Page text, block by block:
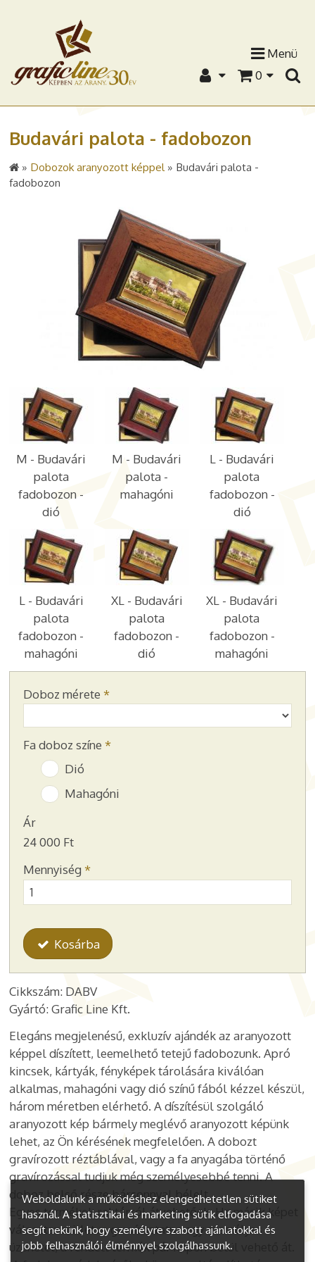
Menü
0
Budavári palota - fadobozon
» Dobozok aranyozott képpel» Budavári palota -
fadobozon
M - Budavári
palota
fadobozon -
dió
M - Budavári
palota -
mahagóni
L - Budavári
palota
fadobozon -
dió
L - Budavári
palota
fadobozon -
mahagóni
XL - Budavári
palota
fadobozon -
dió
XL - Budavári
palota
fadobozon -
mahagóni
Doboz mérete *
Fa doboz színe *
Dió
Mahagóni
Ár
24 000 Ft
Mennyiség *
Kosárba
Cikkszám: DABV
Gyártó: Grafic Line Kft.
Elegáns megjelenésű, exkluzív ajándék az aranyozott
képpel díszített, leemelhető tetejű fadobozunk. Apró
kincsek, kártyák, fényképek tárolására kiválóan
alkalmas, mahagóni vagy dió színű fából kézzel készül,
három méretben elérhető. A díszítésül szolgáló
aranyozott kép bármely meglévő aranyozott képünk
lehet, az Ön kérésének megfelelően. A dobozt
gravírozott réztáblával, vagy a fa anyagába történő
gravírozással tudjuk még személyesebbé tenni. A
doboz belső része bársonnyal bélelt.
Egyes termékek raktárról átvehetőek. Ha másik képet
választana, illetve gravíroztatna egy személyes
üzenetet, a rendelt termék pár napon belül vehető át.
Weboldalunk a működéshez elengedhetetlen sütiket
használ. A statisztikai és marketing sütik elfogadása
segít nekünk, hogy személyre szabott ajánlatokkal és
jobb felhasználói élménnyel szolgálhassunk.